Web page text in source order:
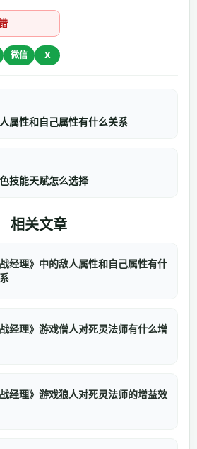
微信 X
属性和自己属性有什么关系
技能天赋怎么选择
相关文章
战经理》中的敌人属性和自己属性有什
战经理》游戏僧人对死灵法师有什么增
战经理》游戏狼人对死灵法师的增益效